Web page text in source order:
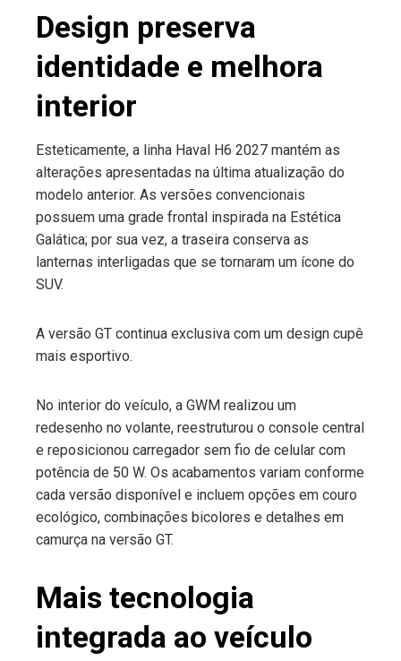
Design preserva
identidade e melhora
interior
Esteticamente, a linha Haval H6 2027 mantém as
alterações apresentadas na última atualização do
modelo anterior. As versões convencionais
possuem uma grade frontal inspirada na Estética
Galática; por sua vez, a traseira conserva as
lanternas interligadas que se tornaram um ícone do
SUV.
A versão GT continua exclusiva com um design cupê
mais esportivo.
No interior do veículo, a GWM realizou um
redesenho no volante, reestruturou o console central
e reposicionou carregador sem fio de celular com
potência de 50 W. Os acabamentos variam conforme
cada versão disponível e incluem opções em couro
ecológico, combinações bicolores e detalhes em
camurça na versão GT.
Mais tecnologia
integrada ao veículo